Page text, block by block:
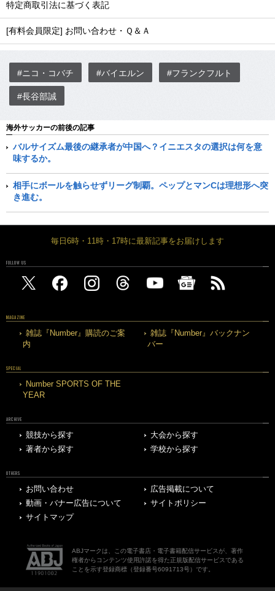
特定商取引法に基づく表記
[有料会員限定] お問い合わせ・Ｑ＆Ａ
#ニコ・コバチ #バイエルン #フランクフルト
#長谷部誠
海外サッカーの前後の記事
バルサイズム最後の継承者が中国へ？イニエスタの選択は何を意
味するか。
相手にボールを触らせずリーグ制覇。ペップとマンCは理想形へ突
き進む。
毎日6時・11時・17時に最新記事をお届けします
FOLLOW US
MAGAZINE
雑誌『Number』購読のご案
内
雑誌『Number』バックナン
バー
SPECIAL
Number SPORTS OF THE
YEAR
ARCHIVE
競技から探す
大会から探す
著者から探す
学校から探す
OTHERS
お問い合わせ
広告掲載について
動画・バナー広告について
サイトポリシー
サイトマップ
ABJマークは、この電子書店・電子書籍配信サービスが、著作
権者からコンテンツ使用許諾を得た正規版配信サービスである
ことを示す登録商標（登録番号6091713号）です。